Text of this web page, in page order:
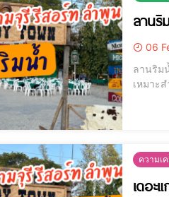
ลานริ
06
ลานริมน้ำ เ
เหมาะสำหรับจัดงาน
ความเ
เดอะ